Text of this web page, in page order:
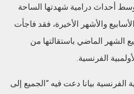
أحداث درامية شهدتها الساحة
والأشهر الأخيرة، فقد فاجأت
الشهر الماضي باستقالتها من
الفرنسية.
الفرنسية بيانا دعت فيه “الجميع إلى